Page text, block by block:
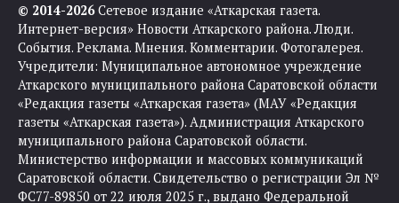
© 2014-2026Сетевое издание «Аткарская газета.
Интернет-версия» Новости Аткарского района. Люди.
События. Реклама. Мнения. Комментарии. Фотогалерея.
Учредители: Муниципальное автономное учреждение
Аткарского муниципального района Саратовской области
«Редакция газеты «Аткарская газета» (МАУ «Редакция
газеты «Аткарская газета»). Администрация Аткарского
муниципального района Саратовской области.
Министерство информации и массовых коммуникаций
Саратовской области. Свидетельство о регистрации Эл №
ФС77-89850 от 22 июля 2025 г., выдано Федеральной